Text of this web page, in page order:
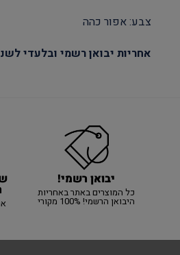
צבע: אפור כהה
אחריות יבואן רשמי ובלעדי
יבואן רשמי!
כל המוצרים באתר באחריות
היבואן הרשמי! 100% מקורי